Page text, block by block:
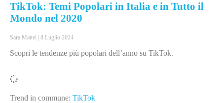
TikTok: Temi Popolari in Italia e in Tutto il
Mondo nel 2020
Sara Mattei 8 Luglio 2024
Scopri le tendenze più popolari dell’anno su TikTok.
Trend in commune: TikTok